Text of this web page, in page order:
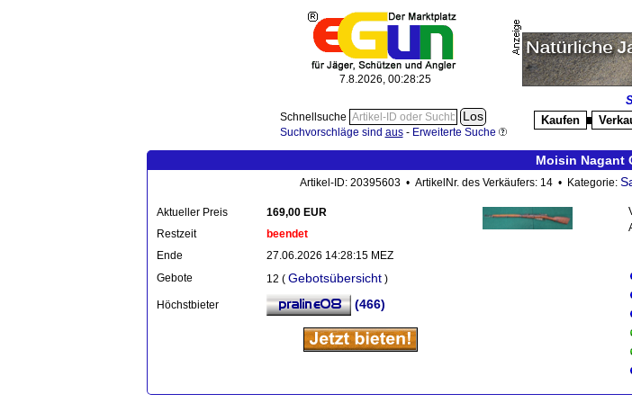
7.8.2026, 00:28:25
Schnellsuche
Suchvorschläge sind aus- Erweiterte Suche
Kaufen
Moisin Nagant
Artikel-ID: 20395603 • ArtikelNr. des Verkäufers: 14 • Kategorie:
Aktueller Preis
169,00 EUR
Restzeit
beendet
Ende
27.06.2026 14:28:15 MEZ
Gebote
12 ( Gebotsübersicht )
Höchstbieter (466)